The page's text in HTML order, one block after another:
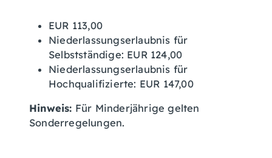
EUR 113,00
Niederlassungserlaubnis für
Selbstständige: EUR 124,00
Niederlassungserlaubnis für
Hochqualifizierte: EUR 147,00
Hinweis: Für Minderjährige gelten
Sonderregelungen.